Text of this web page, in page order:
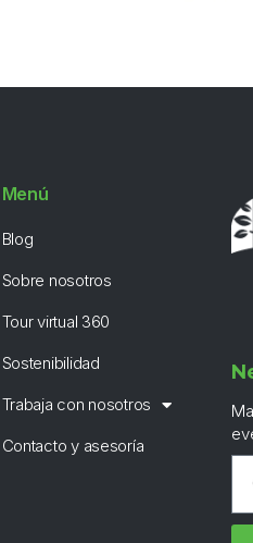
Menú
Blog
Sobre nosotros
Tour virtual 360
Sostenibilidad
Trabaja con nosotros
Contacto y asesoría